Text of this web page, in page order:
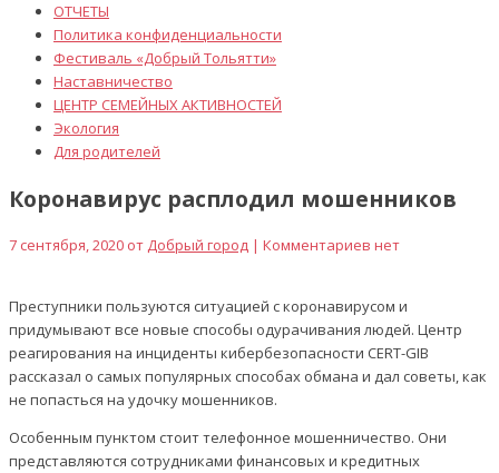
ОТЧЕТЫ
Политика конфиденциальности
Фестиваль «Добрый Тольятти»
Наставничество
ЦЕНТР СЕМЕЙНЫХ АКТИВНОСТЕЙ
Экология
Для родителей
Коронавирус расплодил мошенников
7 сентября, 2020 от Добрый город | Комментариев нет
Преступники пользуются ситуацией с коронавирусом и
придумывают все новые способы одурачивания людей. Центр
реагирования на инциденты кибербезопасности CERT-GIB
рассказал о самых популярных способах обмана и дал советы, как
не попасться на удочку мошенников.
Особенным пунктом стоит телефонное мошенничество. Они
представляются сотрудниками финансовых и кредитных